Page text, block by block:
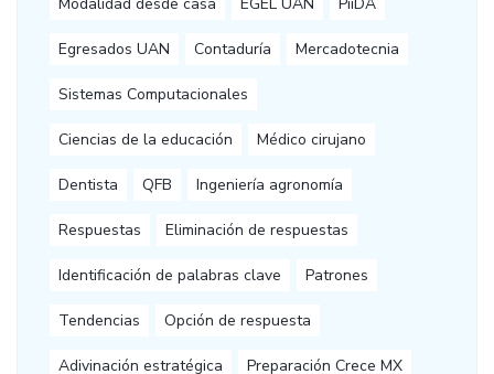
Egresados UAN Contaduría Mercadotecnia
Sistemas Computacionales
Ciencias de la educación Médico cirujano
Dentista QFB Ingeniería agronomía
Respuestas Eliminación de respuestas
Identificación de palabras clave Patrones
Tendencias Opción de respuesta
Adivinación estratégica Preparación Crece MX